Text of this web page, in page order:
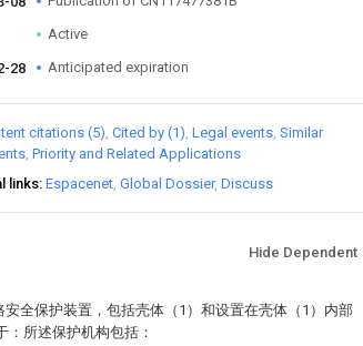
Active
28 Anticipated expiration
citations (5) Cited by (1) Legal events Similar
Priority and Related Applications
links Espacenet Global Dossier Discuss
Hide Dependent
安全保护装置，包括壳体（1）和设置在壳体（1）内部
：所述保护机构包括：